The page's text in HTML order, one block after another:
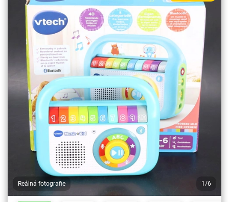
Reálná fotografie 1/6